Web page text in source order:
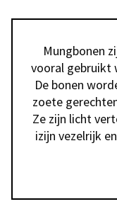
Mungbonen
vooral gebruikt
De bonen
zoete
Ze zijn licht
izijn vezelrijk